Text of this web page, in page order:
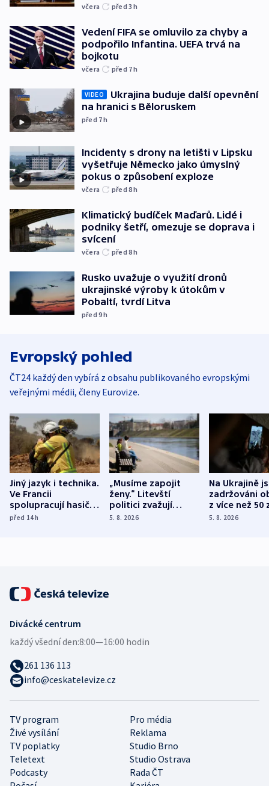
včera před 3h
Vedení FIFA se omluvilo za chyby a
podpořilo Infantina. UEFA trvá na
bojkotu
včera před 7h
VIDEO
Ukrajina buduje další opevnění
na hranici s Běloruskem
před 7h
Incidenty s drony na letišti v Lipsku
vyšetřuje Německo jako úmyslný
pokus o způsobení exploze
včera před 8h
Klimatický budíček Maďarů. Lidé i
podniky šetří, omezuje se doprava i
svícení
včera před 8h
Rusko uvažuje o využití dronů
ukrajinské výroby k útokům v
Pobaltí, tvrdí Litva
před 9h
Evropský pohled
ČT24 každý den vybírá z obsahu publikovaného evropskými
veřejnými médii, členy Eurovize.
Jiný jazyk i technika.
Ve Francii
spolupracují hasiči z
různých zemí
před 14h
„Musíme zapojit
ženy.“ Litevští
politici zvažují
dohodu o
5. 8. 2026
Na Ukrajině
zadržováni
z více než 50
Bojovali na
5. 8. 2026
TV program
Pro média
Živé vysílání
Reklama
TV poplatky
Studio Brno
Teletext
Studio Ostrava
Podcasty
Rada ČT
Divácké centrum
každý všední den:8:00—16:00 hodin
261 136 113
info@ceskatelevize.cz